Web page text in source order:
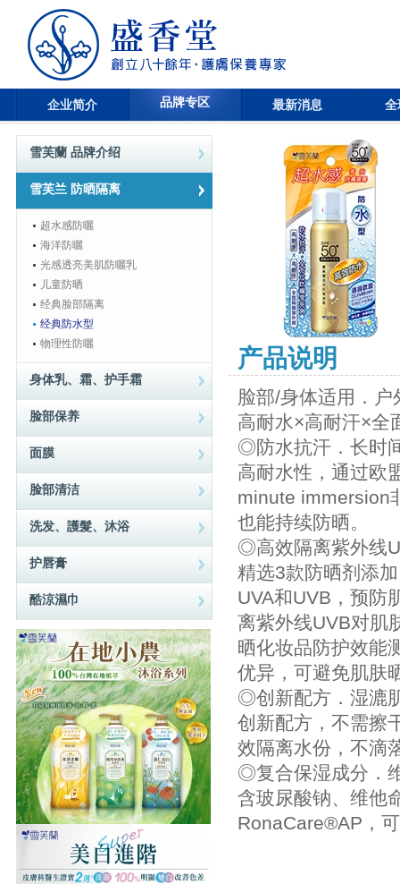
企业简介 品牌专区 最新消息 全
雪芙蘭 品牌介绍
雪芙兰 防晒隔离
超水感防曬
海洋防曬
光感透亮美肌防曬乳
儿童防晒
经典脸部隔离
经典防水型
物理性防曬
身体乳、霜、护手霜
脸部保养
面膜
脸部清洁
洗发、護髮、沐浴
护唇膏
酷涼濕巾
产品说明
脸部/身体适用．
高耐水×高耐汗×全
◎防水抗汗．长时
高耐水性，通过欧
minute immersion
也能持续防晒。
◎高效隔离紫外线
精选3款防晒剂添
UVA和UVB，预防
离紫外线UVB对肌
晒化妆品防护效能
优异，可避免肌肤
◎创新配方．湿漉
创新配方，不需擦
效隔离水份，不滴
◎复合保湿成分．
含玻尿酸钠、维他
RonaCare®AP，